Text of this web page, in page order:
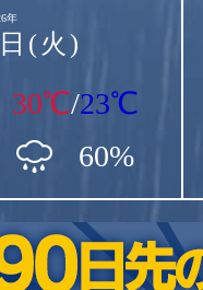
年
(火)
30℃/23℃
60%